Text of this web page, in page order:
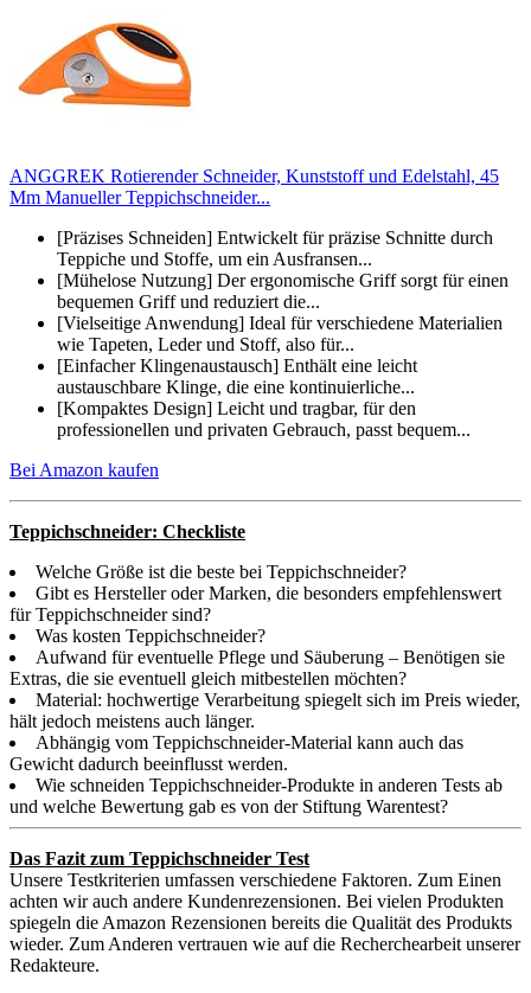
ANGGREK Rotierender Schneider, Kunststoff und Edelstahl, 45
Mm Manueller Teppichschneider...
[Präzises Schneiden] Entwickelt für präzise Schnitte durch
Teppiche und Stoffe, um ein Ausfransen...
[Mühelose Nutzung] Der ergonomische Griff sorgt für einen
bequemen Griff und reduziert die...
[Vielseitige Anwendung] Ideal für verschiedene Materialien
wie Tapeten, Leder und Stoff, also für...
[Einfacher Klingenaustausch] Enthält eine leicht
austauschbare Klinge, die eine kontinuierliche...
[Kompaktes Design] Leicht und tragbar, für den
professionellen und privaten Gebrauch, passt bequem...
Bei Amazon kaufen
Teppichschneider: Checkliste
Welche Größe ist die beste bei Teppichschneider?
Gibt es Hersteller oder Marken, die besonders empfehlenswert
für Teppichschneider sind?
Was kosten Teppichschneider?
Aufwand für eventuelle Pflege und Säuberung – Benötigen sie
Extras, die sie eventuell gleich mitbestellen möchten?
Material: hochwertige Verarbeitung spiegelt sich im Preis wieder,
hält jedoch meistens auch länger.
Abhängig vom Teppichschneider-Material kann auch das
Gewicht dadurch beeinflusst werden.
Wie schneiden Teppichschneider-Produkte in anderen Tests ab
und welche Bewertung gab es von der Stiftung Warentest?
Das Fazit zum Teppichschneider Test
Unsere Testkriterien umfassen verschiedene Faktoren. Zum Einen
achten wir auch andere Kundenrezensionen. Bei vielen Produkten
spiegeln die Amazon Rezensionen bereits die Qualität des Produkts
wieder. Zum Anderen vertrauen wie auf die Recherchearbeit unserer
Redakteure.